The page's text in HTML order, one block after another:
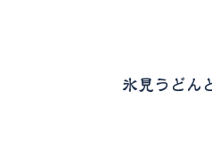
氷見うどん